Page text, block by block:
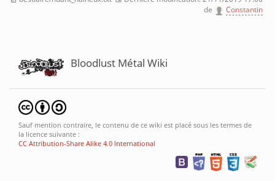
de
Constantin
Bloodlust Métal Wiki
Sauf mention contraire, le contenu de ce wiki est placé sous les termes de
la licence suivante :
CC Attribution-Share Alike 4.0 International